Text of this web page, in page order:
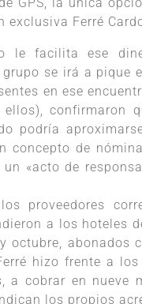
exclusiva Ferré
le facilita ese
se irá a pique
en ese
ellos),
podría
concepto de
«acto de
proveedores
a los hoteles
octubre, abonados
hizo frente a
a cobrar en nueve
los propios